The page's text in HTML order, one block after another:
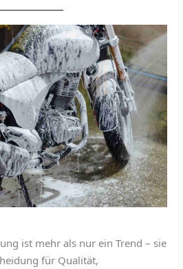
ist mehr als nur ein Trend – sie
für Qualität,